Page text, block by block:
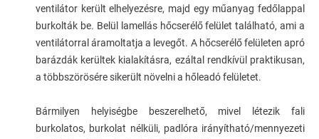
ventilátor került elhelyezésre, majd egy műanyag fedőlappal
burkolták be. Belül lamellás hőcserélő felület található, ami a
ventilátorral áramoltatja a levegőt. A hőcserélő felületen apró
barázdák kerültek kialakításra, ezáltal rendkívül praktikusan,
a többszörösére sikerült növelni a hőleadó felületet.
Bármilyen helyiségbe beszerelhető, mivel létezik fali
burkolatos, burkolat nélküli, padlóra irányítható/mennyezeti